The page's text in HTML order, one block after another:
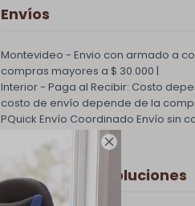

Envíos
Montevideo - Envio con armado a
compras mayores a $ 30.000 |
Interior - Paga al Recibir: Costo
costo de envío depende de la
PQuick Envío Coordinado Envío sin
Cambios y Devoluciones